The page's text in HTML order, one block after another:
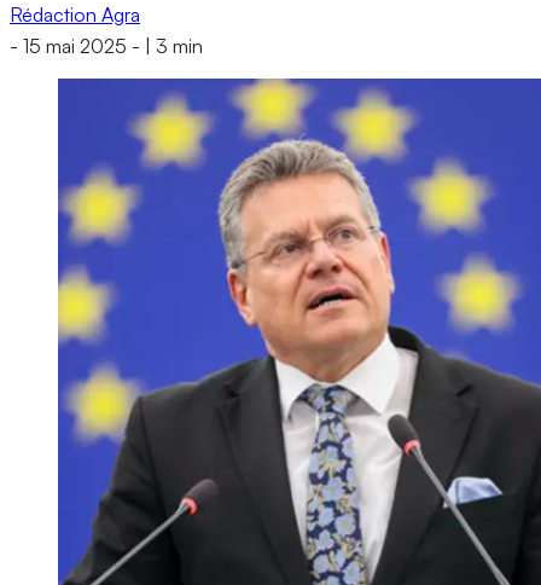
Rédaction Agra
- 15 mai 2025 - 3 min